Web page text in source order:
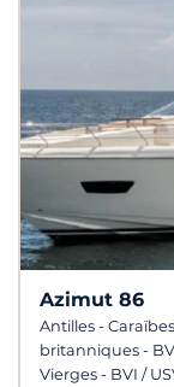
Azimut 86
Antilles -
britanniques -
Vierges - BVI /